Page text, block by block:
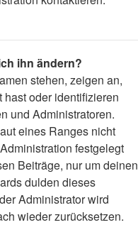
ihn ändern?
stehen, zeigen an,
oder identifizieren
und Administratoren.
eines Ranges nicht
festgelegt
Beiträge, nur um deinen
dulden dieses
Administrator wird
wieder zurücksetzen.